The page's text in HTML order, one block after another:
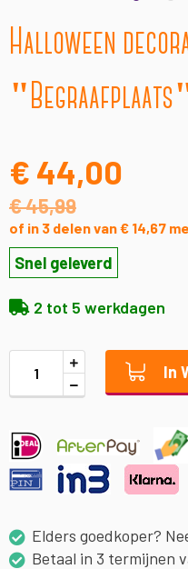
Halloween
€ 44,00
€ 45,99
of in 3 delen van € 14,67
Snel geleverd
2 tot 5 werkdagen
In
Elders goedkoper?
Betaal in 3 termijnen
het
van